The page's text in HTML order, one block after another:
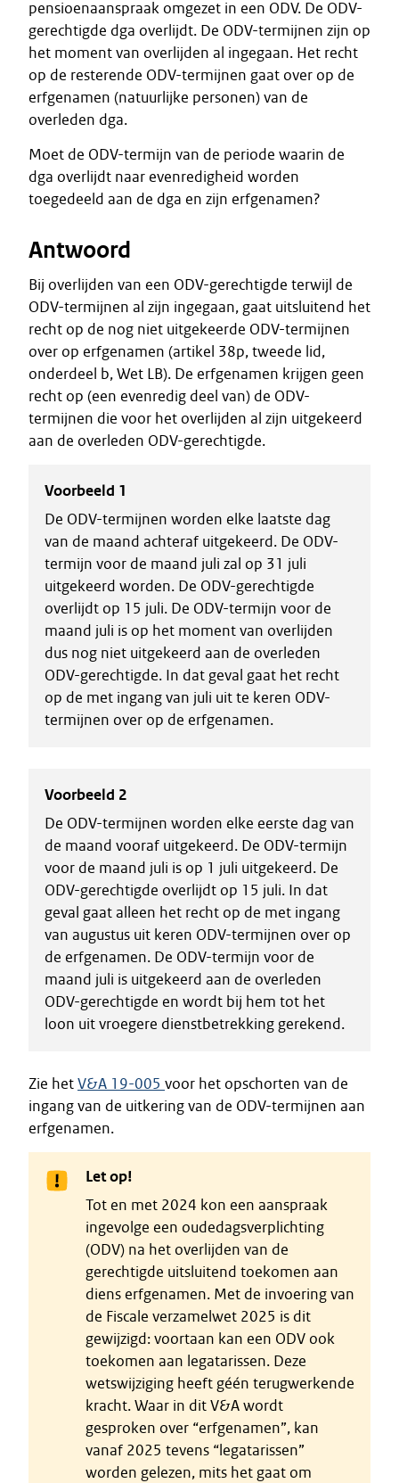
pensioenaanspraak omgezet in een ODV. De ODV-
gerechtigde dga overlijdt. De ODV-termijnen zijn op
het moment van overlijden al ingegaan. Het recht
op de resterende ODV-termijnen gaat over op de
erfgenamen (natuurlijke personen) van de
overleden dga.
Moet de ODV-termijn van de periode waarin de
dga overlijdt naar evenredigheid worden
toegedeeld aan de dga en zijn erfgenamen?
Antwoord
Bij overlijden van een ODV-gerechtigde terwijl de
ODV-termijnen al zijn ingegaan, gaat uitsluitend het
recht op de nog niet uitgekeerde ODV-termijnen
over op erfgenamen (artikel 38p, tweede lid,
onderdeel b, Wet LB). De erfgenamen krijgen geen
recht op (een evenredig deel van) de ODV-
termijnen die voor het overlijden al zijn uitgekeerd
aan de overleden ODV-gerechtigde.
Voorbeeld 1
De ODV-termijnen worden elke laatste dag
van de maand achteraf uitgekeerd. De ODV-
termijn voor de maand juli zal op 31 juli
uitgekeerd worden. De ODV-gerechtigde
overlijdt op 15 juli. De ODV-termijn voor de
maand juli is op het moment van overlijden
dus nog niet uitgekeerd aan de overleden
ODV-gerechtigde. In dat geval gaat het recht
op de met ingang van juli uit te keren ODV-
termijnen over op de erfgenamen.
Voorbeeld 2
De ODV-termijnen worden elke eerste dag van
de maand vooraf uitgekeerd. De ODV-termijn
voor de maand juli is op 1 juli uitgekeerd. De
ODV-gerechtigde overlijdt op 15 juli. In dat
geval gaat alleen het recht op de met ingang
van augustus uit keren ODV-termijnen over op
de erfgenamen. De ODV-termijn voor de
maand juli is uitgekeerd aan de overleden
ODV-gerechtigde en wordt bij hem tot het
loon uit vroegere dienstbetrekking gerekend.
Zie hetV&A 19-005 voor het opschorten van de
ingang van de uitkering van de ODV-termijnen aan
erfgenamen.
Let op!
Tot en met 2024 kon een aanspraak
ingevolge een oudedagsverplichting
(ODV) na het overlijden van de
gerechtigde uitsluitend toekomen aan
diens erfgenamen. Met de invoering van
de Fiscale verzamelwet 2025 is dit
gewijzigd: voortaan kan een ODV ook
toekomen aan legatarissen. Deze
wetswijziging heeft géén terugwerkende
kracht. Waar in dit V&A wordt
gesproken over “erfgenamen”, kan
vanaf 2025 tevens “legatarissen”
worden gelezen, mits het gaat om